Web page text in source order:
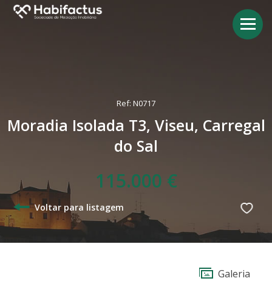
Ref: N0717
Moradia Isolada T3, Viseu, Carregal
do Sal
115.000 €
Voltar para listagem
Galeria